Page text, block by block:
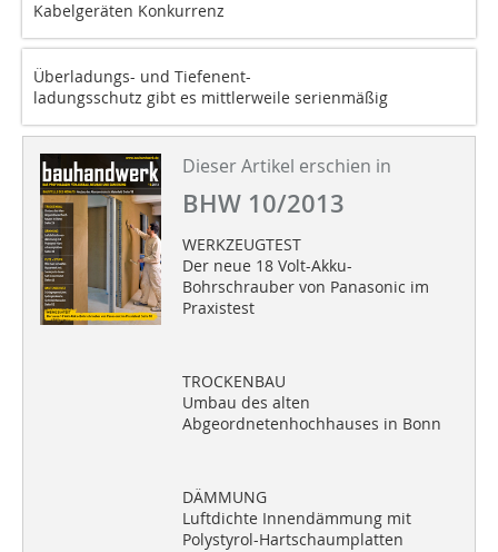
Kabelgeräten Konkurrenz
Überladungs- und Tiefenent-
ladungsschutz gibt es mittlerweile serienmäßig
Dieser Artikel erschien in
BHW 10/2013
WERKZEUGTEST
Der neue 18 Volt-Akku-
Bohrschrauber von Panasonic im
Praxistest
TROCKENBAU
Umbau des alten
Abgeordnetenhochhauses in Bonn
DÄMMUNG
Luftdichte Innendämmung mit
Polystyrol-Hartschaumplatten